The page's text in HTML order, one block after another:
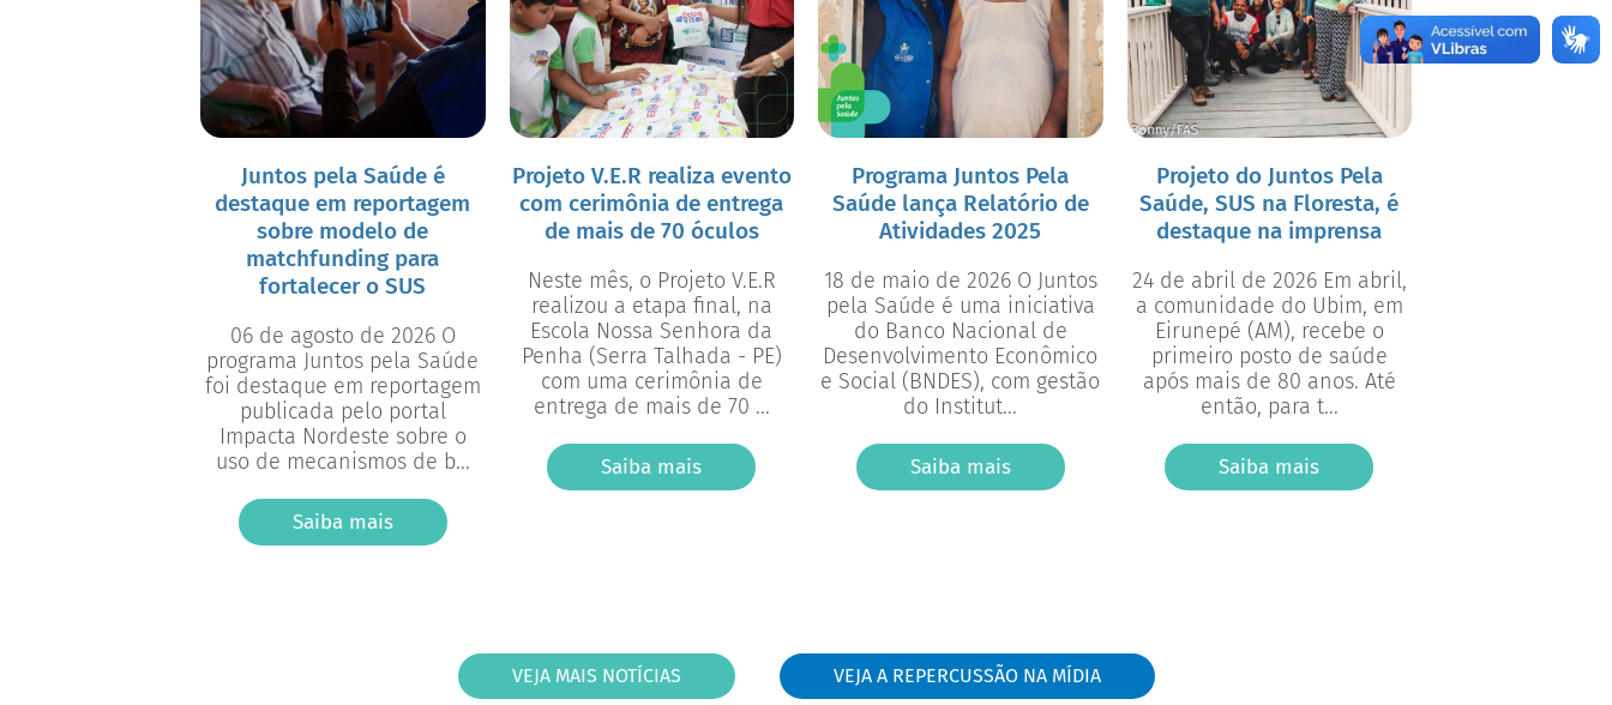
Juntos pela Saúde é
destaque em reportagem
sobre modelo de
matchfunding para
fortalecer o SUS
06 de agosto de 2026 O
programa Juntos pela Saúde
foi destaque em reportagem
publicada pelo portal
Impacta Nordeste sobre o
uso de mecanismos de b...
Saiba mais
Projeto V.E.R realiza evento
com cerimônia de entrega
de mais de 70 óculos
Neste mês, o Projeto V.E.R
realizou a etapa final, na
Escola Nossa Senhora da
Penha (Serra Talhada - PE)
com uma cerimônia de
entrega de mais de 70 ...
Saiba mais
Programa Juntos Pela
Saúde lança Relatório de
Atividades 2025
18 de maio de 2026 O Juntos
pela Saúde é uma iniciativa
do Banco Nacional de
Desenvolvimento Econômico
e Social (BNDES), com gestão
do Institut...
Saiba mais
Projeto do Juntos Pela
Saúde, SUS na Floresta, é
destaque na imprensa
24 de abril de 2026 Em abril,
a comunidade do Ubim, em
Eirunepé (AM), recebe o
primeiro posto de saúde
após mais de 80 anos. Até
então, para t...
Saiba mais
VEJA MAIS NOTÍCIAS VEJA A REPERCUSSÃO NA MÍDIA